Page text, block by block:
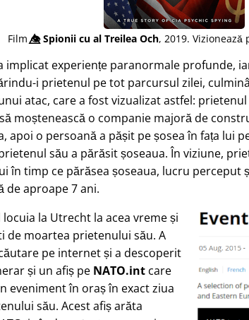
Film👁️⃤Spionii cu al Treilea Och, 2019. Vizionează
implicat experiențe paranormale profunde,
i prietenul pe tot parcursul zilei,
atac, care a fost vizualizat astfel:
moștenească o companie majoră de
apoi o persoană a pășit pe șosea în fața lui
său a părăsit șoseaua. În viziune,
în timp ce părăsea șoseaua, lucru perceput
de aproape 7 ani.
la Utrecht la acea vreme și
de moartea prietenului său. A
pe internet și a descoperit
și un afiș pe NATO.int care
eveniment în oraș în exact ziua
său. Acest afiș arăta